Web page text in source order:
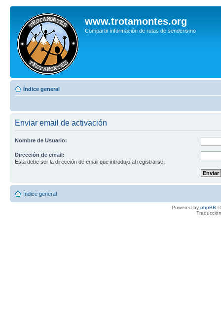
www.trotamontes.org
Compartir información de rutas de senderismo
Índice general
Enviar email de activación
Nombre de Usuario:
Dirección de email:
Esta debe ser la dirección de email que introdujo al registrarse.
Índice general
Powered by phpBB